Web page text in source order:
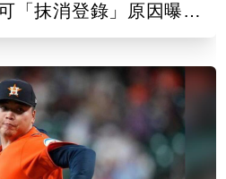
「抹消登錄」原因曝光